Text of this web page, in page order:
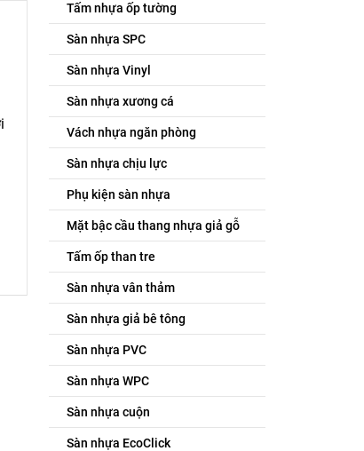
Tấm nhựa ốp tường
Sàn nhựa SPC
Sàn nhựa Vinyl
Sàn nhựa xương cá
Vách nhựa ngăn phòng
Sàn nhựa chịu lực
Phụ kiện sàn nhựa
Mặt bậc cầu thang nhựa giả gỗ
Tấm ốp than tre
Sàn nhựa vân thảm
Sàn nhựa giả bê tông
Sàn nhựa PVC
Sàn nhựa WPC
Sàn nhựa cuộn
Sàn nhựa EcoClick